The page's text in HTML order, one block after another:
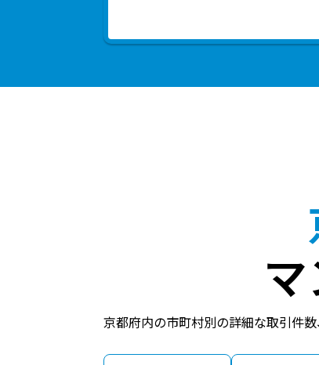
京都府内の市町村別の詳細な取引件